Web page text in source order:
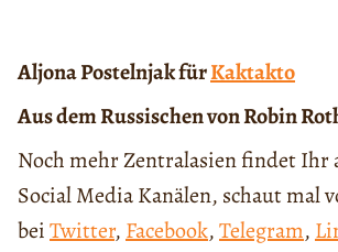
Aljona Postelnjak fürKaktakto
Aus dem Russischen von Robin
Noch mehr Zentralasien findet Ihr
Social Media Kanälen, schaut mal
beiTwitter, Facebook,Telegram,